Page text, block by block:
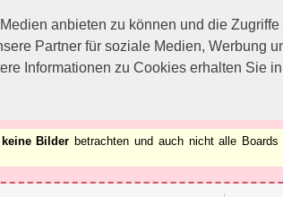
anbieten zu können und die Zugriffe
Partner für soziale Medien, Werbung
Informationen zu Cookies erhalten Sie
keine Bilder betrachten und auch nicht alle